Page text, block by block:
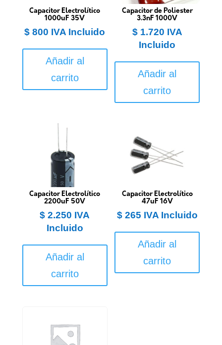
Capacitor Electrolítico
1000uF 35V
$ 800 IVA Incluido
Añadir al
carrito
Capacitor de Poliester
3.3nF 1000V
$1.720 IVA
Incluido
Añadir al
carrito
Capacitor Electrolítico
2200uF 50V
$ 2.250 IVA
Incluido
Añadir al
carrito
Capacitor Electrolítico
47uF 16V
$265 IVA Incluido
Añadir al
carrito